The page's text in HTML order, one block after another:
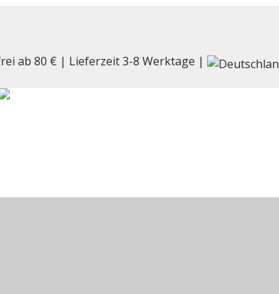
ab 80 € | Lieferzeit 3-8 Werktage |